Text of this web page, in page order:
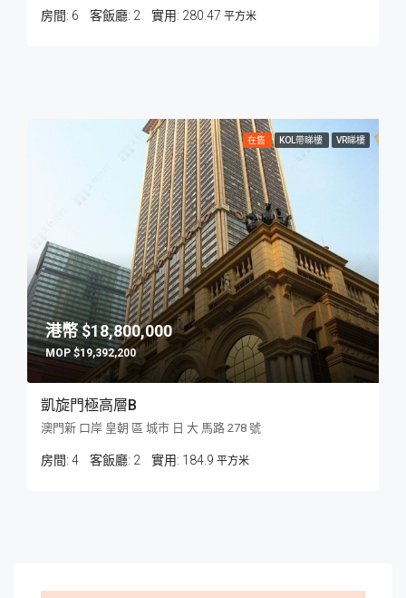
房間: 6 客飯廳: 2 280.47 平方米
在售 KOL帶睇樓 VR睇樓
$18,800,000
$19,392,200
凱旋門極高層B
澳門新 口岸 皇朝 區 城市 日 大 馬路 278 號
房間: 4 客飯廳: 2 184.9 平方米